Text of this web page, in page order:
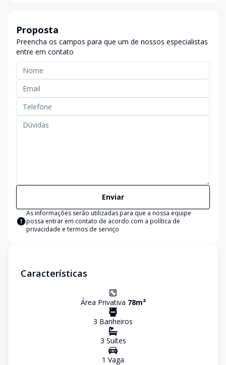
Proposta
Preencha os campos para que um de nossos especialistas
entre em contato
Enviar
As informações serão utilizadas para que a nossa equipe
possa entrar em contato de acordo com a política de
privacidade e termos de serviço
Características
Área Privativa 78m²
3 Banheiros
3 Suítes
1 Vaga